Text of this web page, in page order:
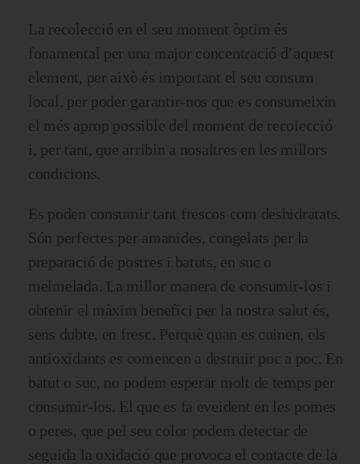
La recolecció en el seu moment òptim és
fonamental per una major concentració d’aquest
element, per això és important el seu consum
local, per poder garantir-nos que es consumeixin
el més aprop possible del moment de recolecció
i, per tant, que arribin a nosaltres en les millors
condicions.
Es poden consumir tant frescos com deshidratats.
Són perfectes per amanides, congelats per la
preparació de postres i batuts, en suc o
melmelada. La millor manera de consumir-los i
obtenir el màxim benefici per la nostra salut és,
sens dubte, en fresc. Perquè quan es cuinen, els
antioxidants es comencen a destruir poc a poc. En
batut o suc, no podem esperar molt de temps per
consumir-los. El que es fa eveident en les pomes
o peres, que pel seu color podem detectar de
seguida la oxidació que provoca el contacte de la